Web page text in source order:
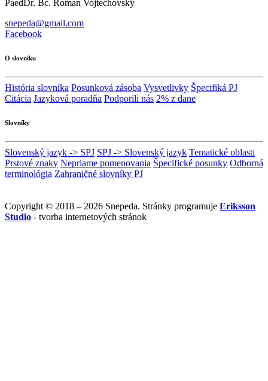
PaedDr. Bc. Roman Vojtechovský
snepeda@gmail.com
Facebook
O slovníku
História slovníka Posunková zásoba Vysvetlivky Špecifiká PJ
Citácia Jazyková poradňa Podporili nás 2% z dane
Slovníky
Slovenský jazyk -> SPJ SPJ -> Slovenský jazyk Tematické oblasti
Prstové znaky Nepriame pomenovania Špecifické posunky Odborná
terminológia Zahraničné slovníky PJ
Copyright © 2018 – 2026 Snepeda. Stránky programuje Eriksson
Studio - tvorba internetových stránok